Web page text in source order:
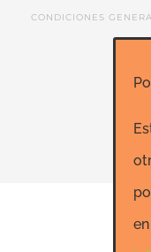
CONDICIONES